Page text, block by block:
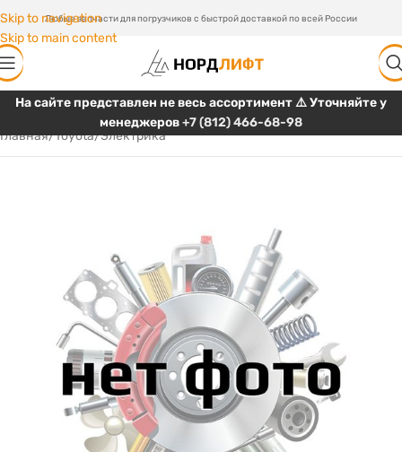
Skip to navigation
Skip to main content
Любые запчасти для погрузчиков с быстрой доставкой по всей России
На сайте представлен не весь ассортимент ⚠️ Уточняйте у
менеджеров+7 (812) 466-68-98
Главная/Toyota/Электрика